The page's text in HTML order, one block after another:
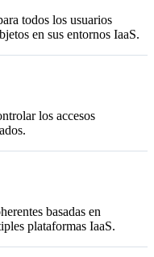
todos los usuarios
en sus entornos IaaS.
los accesos
basadas en
plataformas IaaS.